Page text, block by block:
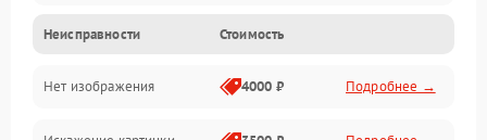
Неисправности сенсора и оптики
Программные ошибки
Неисправности Стоимость
Нет изображения 4000 ₽ Подробнее →